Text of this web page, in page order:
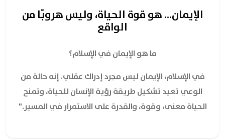
الإيمان... هو قوة الحياة، وليس هروبًا من
الواقع
ما هو الإيمان في الإسلام؟
في الإسلام، الإيمان ليس مجرد إدراك عقلي. إنه حالة من
الوعي تعيد تشكيل طريقة رؤية الإنسان للحياة، وتمنح
الحياة معنى، وقوة، والقدرة على الاستمرار في المسير."